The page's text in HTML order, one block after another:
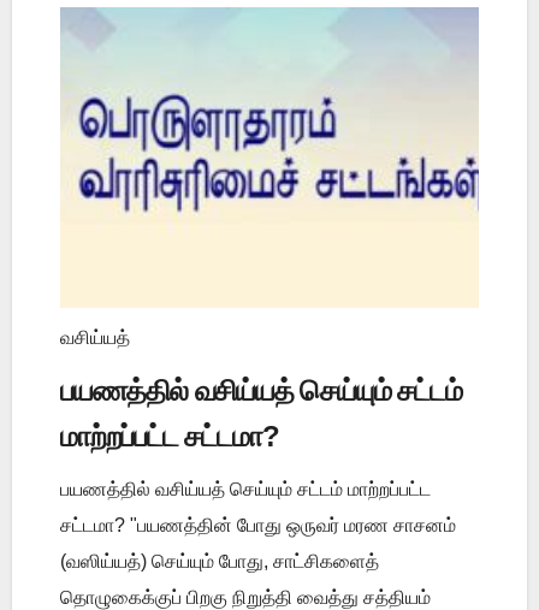
வசிய்யத்
பயணத்தில் வசிய்யத் செய்யும் சட்டம்
மாற்றப்பட்ட சட்டமா?
பயணத்தில் வசிய்யத் செய்யும் சட்டம் மாற்றப்பட்ட
சட்டமா? "பயணத்தின் போது ஒருவர் மரண சாசனம்
(வஸிய்யத்) செய்யும் போது, சாட்சிகளைத்
தொழுகைக்குப் பிறகு நிறுத்தி வைத்து சத்தியம்